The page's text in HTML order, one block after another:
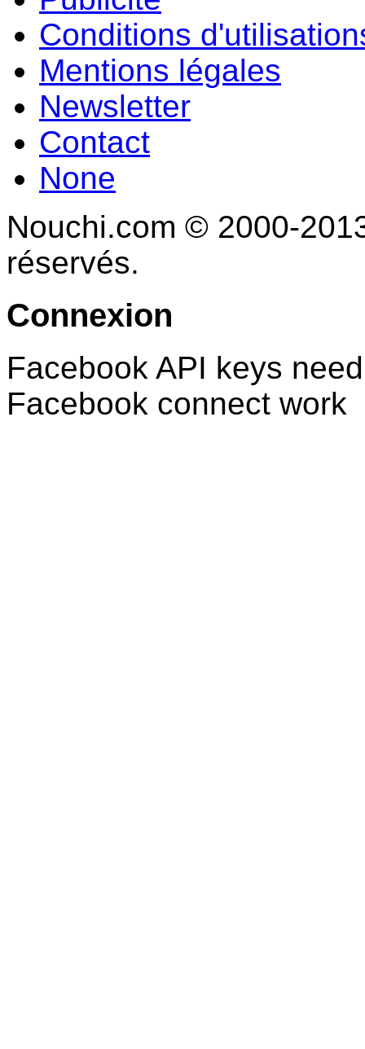
Conditions
Mentions légales
Newsletter
Contact
None
Nouchi.com © 2000-
réservés.
Connexion
Facebook API keys
Facebook connect work